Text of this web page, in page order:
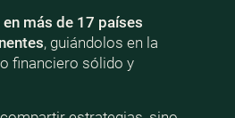
más de 17 países
, guiándolos en la
financiero sólido y